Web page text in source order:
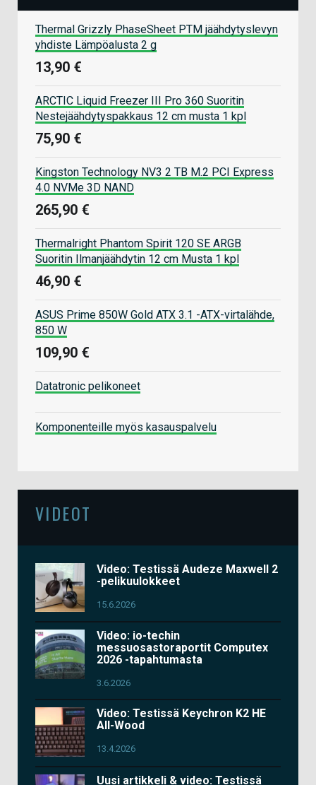
Thermal Grizzly PhaseSheet PTM jäähdytyslevyn
yhdiste Lämpöalusta 2 g
13,90 €
ARCTIC Liquid Freezer III Pro 360 Suoritin
Nestejäähdytyspakkaus 12 cm musta 1 kpl
75,90 €
Kingston Technology NV3 2 TB M.2 PCI Express
4.0 NVMe 3D NAND
265,90 €
Thermalright Phantom Spirit 120 SE ARGB
Suoritin Ilmanjäähdytin 12 cm Musta 1 kpl
46,90 €
ASUS Prime 850W Gold ATX 3.1 -ATX-virtalähde,
850 W
109,90 €
Datatronic pelikoneet
Komponenteille myös kasauspalvelu
VIDEOT
Video: Testissä Audeze Maxwell 2
-pelikuulokkeet
15.6.2026
Video: io-techin
messuosastoraportit Computex
2026 -tapahtumasta
3.6.2026
Video: Testissä Keychron K2 HE
All-Wood
13.4.2026
Uusi artikkeli & video: Testissä